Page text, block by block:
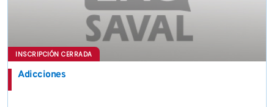
INSCRIPCIÓN CERRADA
Adicciones